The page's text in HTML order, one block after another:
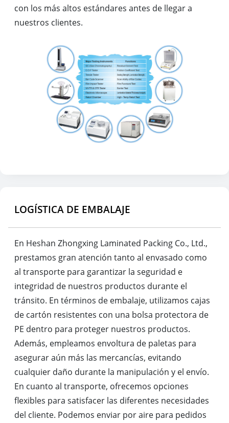
con los más altos estándares antes de llegar a
nuestros clientes.
LOGÍSTICA DE EMBALAJE
En Heshan Zhongxing Laminated Packing Co., Ltd.,
prestamos gran atención tanto al envasado como
al transporte para garantizar la seguridad e
integridad de nuestros productos durante el
tránsito. En términos de embalaje, utilizamos cajas
de cartón resistentes con una bolsa protectora de
PE dentro para proteger nuestros productos.
Además, empleamos envoltura de paletas para
asegurar aún más las mercancías, evitando
cualquier daño durante la manipulación y el envío.
En cuanto al transporte, ofrecemos opciones
flexibles para satisfacer las diferentes necesidades
del cliente. Podemos enviar por aire para pedidos